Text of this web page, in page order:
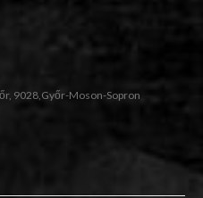
9028,Győr-Moson-Sopron